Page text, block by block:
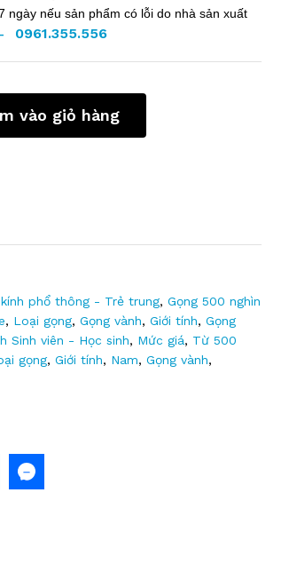
ngày nếu sản phẩm có lỗi do nhà sản xuất
- 0961.355.556
vào giỏ hàng
kính phổ thông - Trẻ trung, Gọng 500 nghìn
, Loại gọng, Gọng vành, Giới tính, Gọng
Sinh viên - Học sinh, Mức giá, Từ 500
gọng, Giới tính, Nam, Gọng vành,